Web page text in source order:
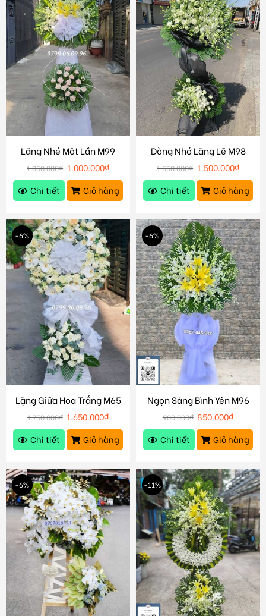
Lặng Nhé Một Lần M99
1.050.000₫ 1.000.000₫
Chi tiết
Giỏ hàng
Dòng Nhớ Lặng Lẽ M98
1.550.000₫ 1.500.000₫
Chi tiết
Giỏ hàng
-6%
Lặng Giữa Hoa Trắng M65
1.750.000₫ 1.650.000₫
Chi tiết
Giỏ hàng
-6%
Ngọn Sáng Bình Yên M96
900.000₫ 850.000₫
Chi tiết
Giỏ hàng
-6% -11%